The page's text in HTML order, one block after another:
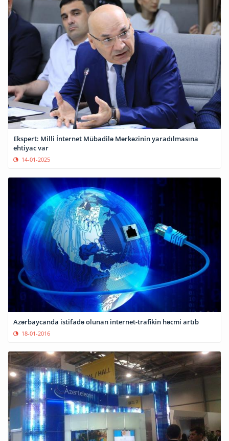
Ekspert: Milli İnternet Mübadilə Mərkəzinin yaradılmasına
ehtiyac var
14-01-2025
Azərbaycanda istifadə olunan internet-trafikin həcmi artıb
18-01-2016